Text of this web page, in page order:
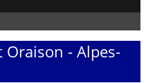
- Alpes-